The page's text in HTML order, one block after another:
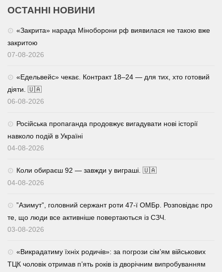
ОСТАННІ НОВИНИ
«Закрита» нарада Міноборони рф виявилася не такою вже
закритою
07-08-2026
«Едельвейс» чекає. Контракт 18–24 — для тих, хто готовий
діяти. 🇺🇦
06-08-2026
Російська пропаганда продовжує вигадувати нові історії
навколо подій в Україні
04-08-2026
Коли обираєш 92 — завжди у виграші. 🇺🇦
04-08-2026
⁨”Азимут”, головний сержант роти 47-ї ОМБр. Розповідає про
те, що люди все активніше повертаються із СЗЧ.
03-08-2026
«Викрадатиму їхніх родичів»: за погрози сім’ям військових
ТЦК чоловік отримав п’ять років із дворічним випробуванням